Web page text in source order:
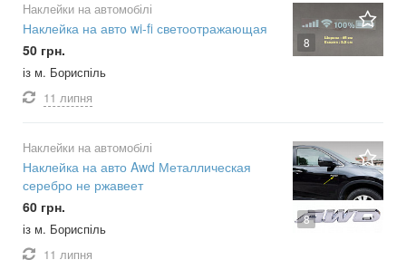
8
Наклейки на автомобілі
Наклейка на авто wi-fi светоотражающая
50 грн.
із м. Бориспіль
11 липня
8
Наклейки на автомобілі
Наклейка на авто Awd Металлическая
серебро не ржавеет
60 грн.
із м. Бориспіль
11 липня